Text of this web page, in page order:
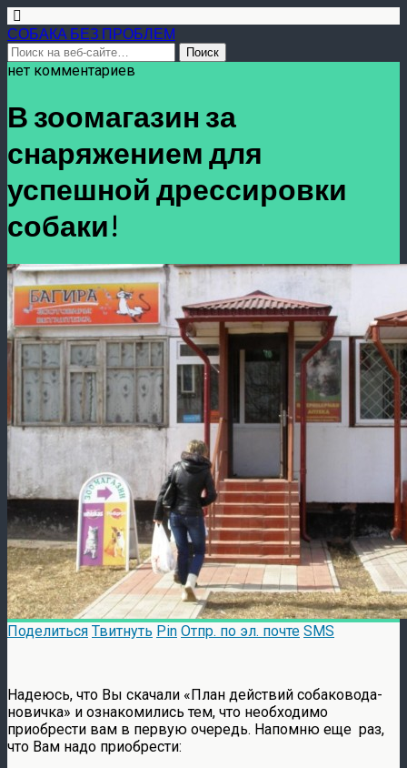
СОБАКА БЕЗ ПРОБЛЕМ
нет комментариев
В зоомагазин за
снаряжением для
успешной дрессировки
собаки!
Поделиться Твитнуть Pin Отпр. по эл. почте SMS
Надеюсь, что Вы скачали «План действий собаковода-
новичка» и ознакомились тем, что необходимо
приобрести вам в первую очередь. Напомню еще раз,
что Вам надо приобрести: